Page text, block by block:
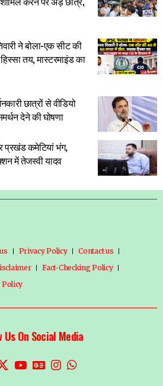
ने बोला-एक सीट की
तय, मास्टरमाइंड का
छात्रों से वीडियो
देने की घोषणा
प्रखंड कमेटियां भंग,
में तेजस्वी यादव
Privacy Policy
Contact us
Fact-Checking Policy
Policy
Us On Social Media